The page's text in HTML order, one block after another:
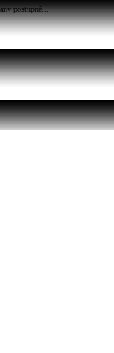
postupně...